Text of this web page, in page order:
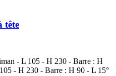
tête
- L 105 - H 230 - Barre : H
- H 230 - Barre : H 90 - L 15°